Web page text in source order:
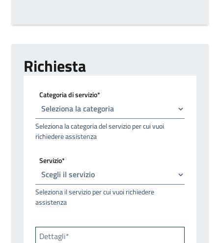
Richiesta
Categoria di servizio*
Seleziona la categoria del servizio per cui vuoi
richiedere assistenza
Servizio*
Seleziona il servizio per cui vuoi richiedere
assistenza
Dettagli*